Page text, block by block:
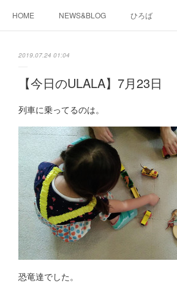
HOME NEWS&BLOG ひろば
2019.07.24 01:04
【今日のULALA】7月23日
列車に乗ってるのは。
恐竜達でした。